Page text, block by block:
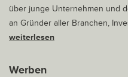
über junge Unternehmen und
an Gründer aller Branchen,
weiterlesen
Werben